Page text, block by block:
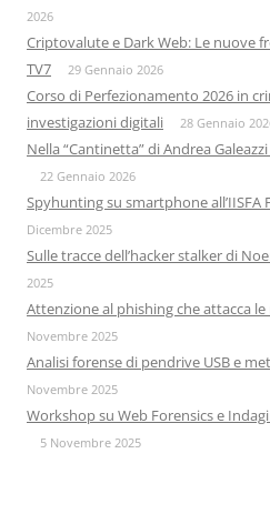
2026
Criptovalute e Dark Web: Le nuove
TV7
29 Gennaio 2026
Corso di Perfezionamento 2026 in
investigazioni digitali
28 Gennaio
Nella “Cantinetta” di Andrea
22 Gennaio 2026
Spyhunting su smartphone all’IISFA
Dicembre 2025
Sulle tracce dell’hacker stalker di
2025
Attenzione al phishing che attacca
Novembre 2025
Analisi forense di pendrive USB e
Novembre 2025
Workshop su Web Forensics e
5 Novembre 2025